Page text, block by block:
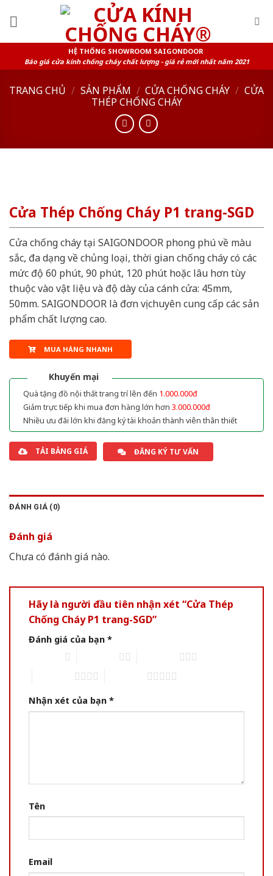
HỆ THỐNG SHOWROOM SAIGONDOOR
Báo giá cửa kính chống cháy chất lượng - giá rẻ mới nhất năm 2021
TRANG CHỦ / SẢN PHẨM / CỬA CHỐNG CHÁY / CỬA
THÉP CHỐNG CHÁY
Cửa Thép Chống Cháy P1 trang-SGD
Cửa chống cháy tại SAIGONDOOR phong phú về màu
sắc, đa dạng về chủng loại, thời gian chống cháy có các
mức độ 60 phút, 90 phút, 120 phút hoặc lâu hơn tùy
thuộc vào vật liệu và độ dày của cánh cửa: 45mm,
50mm. SAIGONDOOR là đơn vị chuyên cung cấp các sản
phẩm chất lượng cao.
MUA HÀNG NHANH
Khuyến mại
Quà tặng đồ nội thất trang trí lên đến 1.000.000đ
Giảm trực tiếp khi mua đơn hàng lớn hơn 3.000.000đ
Nhiều ưu đãi lớn khi đăng ký tài khoản thành viên thân thiết
TẢI BẢNG GIÁ ĐĂNG KÝ TƯ VẤN
ĐÁNH GIÁ (0)
Đánh giá
Chưa có đánh giá nào.
Hãy là người đầu tiên nhận xét “Cửa Thép
Chống Cháy P1 trang-SGD”
Đánh giá của bạn *
Nhận xét của bạn *
Tên
Email